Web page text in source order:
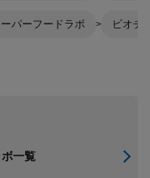
ーパーフードラボ ビオチ
一覧